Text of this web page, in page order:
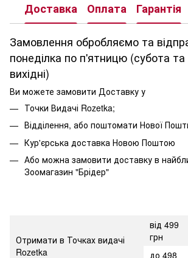
Доставка Оплата Гарантія
Замовлення обробляємо та
понеділка по п'ятницю (субота та
вихідні)
Ви можете замовити Доставку у
Точки Видачі Rozetka;
Відділення, або поштомати Нової
Кур'єрська доставка Новою Поштою
Або можна замовити доставку в
Зоомагазин "Брідер"
Отримати в Точках видачі
Rozetka
від 499
грн
до 498